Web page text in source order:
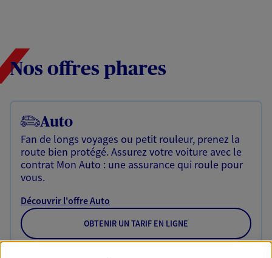
Nos offres phares
Auto
Fan de longs voyages ou petit rouleur, prenez la
route bien protégé. Assurez votre voiture avec le
contrat Mon Auto : une assurance qui roule pour
vous.
Découvrir l'offre Auto
OBTENIR UN TARIF EN LIGNE